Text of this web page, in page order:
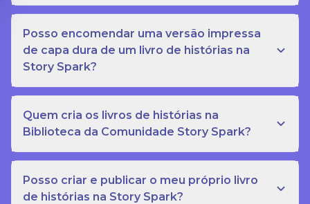
Posso encomendar uma versão impressa
de capa dura de um livro de histórias na
Story Spark?
Quem cria os livros de histórias na
Biblioteca da Comunidade Story Spark?
Posso criar e publicar o meu próprio livro
de histórias na Story Spark?